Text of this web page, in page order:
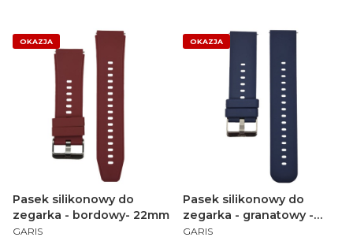
OKAZJA
Pasek silikonowy do
zegarka - bordowy- 22mm
PRODUCENT
GARIS
OKAZJA
Pasek silikonowy do
zegarka - granatowy -
22mm
PRODUCENT
GARIS